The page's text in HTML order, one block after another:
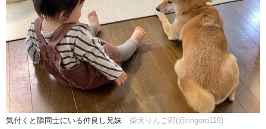
気付くと隣同士にいる仲良し兄妹 柴犬りんご郎(@ringoro119)